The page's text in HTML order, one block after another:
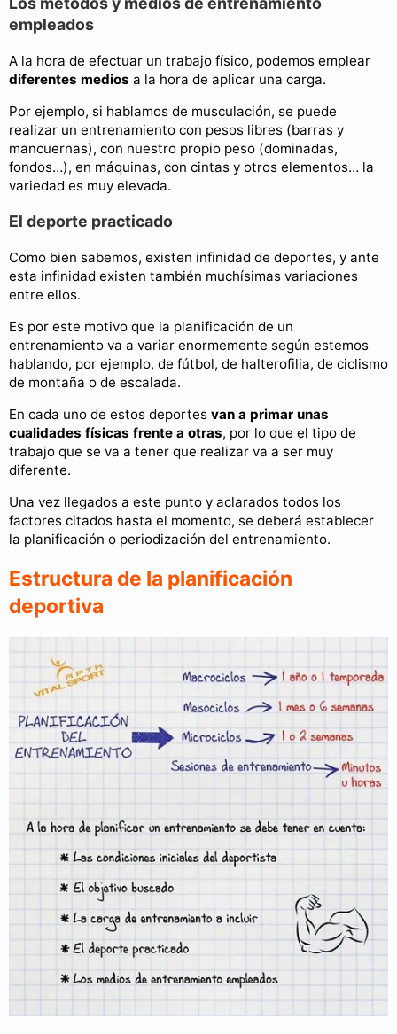
empleados
A la hora de efectuar un trabajo físico, podemos emplear
diferentes medios a la hora de aplicar una carga.
Por ejemplo, si hablamos de musculación, se puede
realizar un entrenamiento con pesos libres (barras y
mancuernas), con nuestro propio peso (dominadas,
fondos…), en máquinas, con cintas y otros elementos… la
variedad es muy elevada.
El deporte practicado
Como bien sabemos, existen infinidad de deportes, y ante
esta infinidad existen también muchísimas variaciones
entre ellos.
Es por este motivo que la planificación de un
entrenamiento va a variar enormemente según estemos
hablando, por ejemplo, de fútbol, de halterofilia, de ciclismo
de montaña o de escalada.
En cada uno de estos deportes van a primar unas
cualidades físicas frente a otras, por lo que el tipo de
trabajo que se va a tener que realizar va a ser muy
diferente.
Una vez llegados a este punto y aclarados todos los
factores citados hasta el momento, se deberá establecer
la planificación o periodización del entrenamiento.
Estructura de la planificación
deportiva